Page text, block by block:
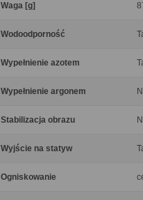
Waga [g]
Wodoodporność
Wypełnienie azotem
Wypełnienie argonem
Stabilizacja obrazu
Wyjście na statyw
Ogniskowanie